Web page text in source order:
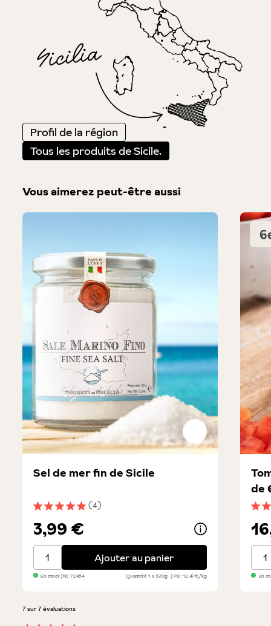
Profil de la région
Tous les produits de Sicile.
Vous aimerez peut-être aussi
Produktgalerie überspringen
Note moyenne de 5 sur 5 étoiles
(4)
Sel de mer fin de Sicile
3,99 €
Sel de mer fin de SicileAjouter au panier
En stock | №72454 Quantité1 x 320g PB : 12,47€/kg
de
En
7 sur 7 évaluations